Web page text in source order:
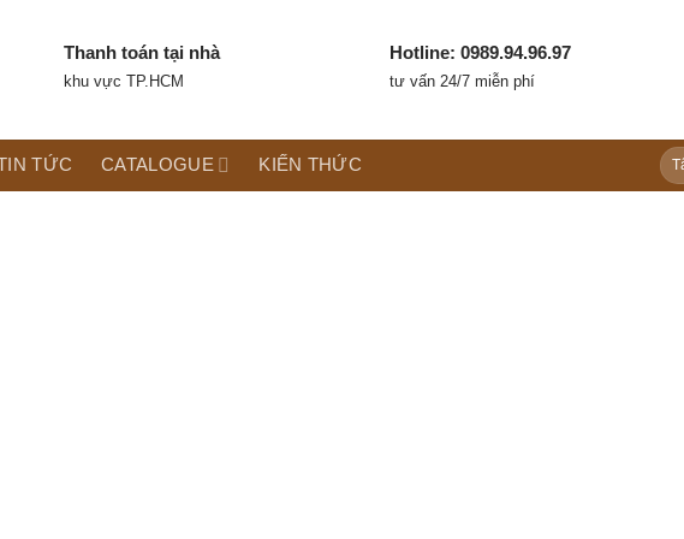
Thanh toán tại nhà
khu vực TP.HCM
Hotline: 0989.94.96.97
tư vấn 24/7 miễn phí
TỨC CATALOGUE KIẾN THỨC